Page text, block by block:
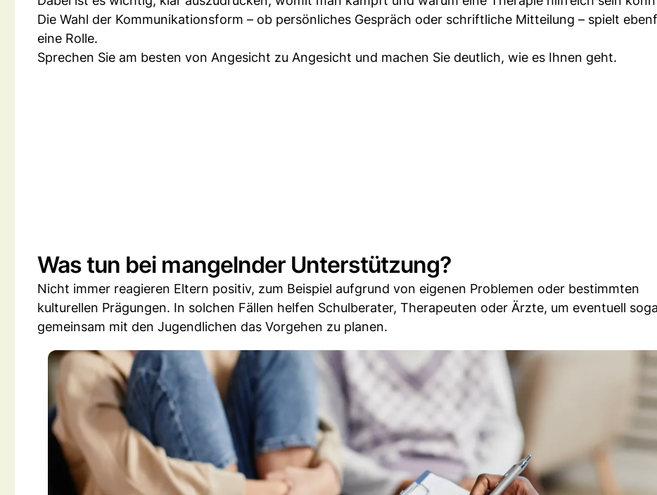
Die Wahl der Kommunikationsform – ob persönliches Gespräch oder schriftliche Mitteilung – spielt
eine Rolle.
Sprechen Sie am besten von Angesicht zu Angesicht und machen Sie deutlich, wie es Ihnen geht.
Was tun bei mangelnder Unterstützung?
Nicht immer reagieren Eltern positiv, zum Beispiel aufgrund von eigenen Problemen oder bestimmten
kulturellen Prägungen. In solchen Fällen helfen Schulberater, Therapeuten oder Ärzte, um eventuell
gemeinsam mit den Jugendlichen das Vorgehen zu planen.